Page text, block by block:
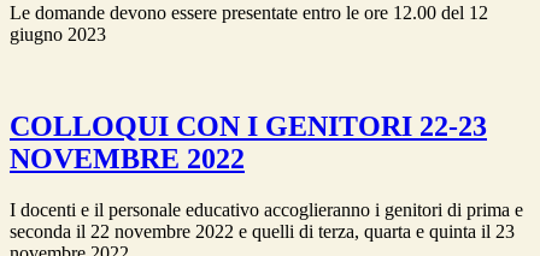
Le domande devono essere presentate entro le ore 12.00 del 12
giugno 2023
COLLOQUI CON I GENITORI 22-23
NOVEMBRE 2022
I docenti e il personale educativo accoglieranno i genitori di prima e
seconda il 22 novembre 2022 e quelli di terza, quarta e quinta il 23